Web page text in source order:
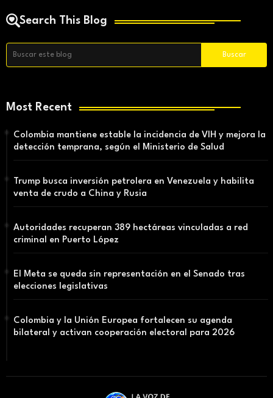
Search This Blog
Most Recent
Colombia mantiene estable la incidencia de VIH y mejora la
detección temprana, según el Ministerio de Salud
Trump busca inversión petrolera en Venezuela y habilita
venta de crudo a China y Rusia
Autoridades recuperan 389 hectáreas vinculadas a red
criminal en Puerto López
El Meta se queda sin representación en el Senado tras
elecciones legislativas
Colombia y la Unión Europea fortalecen su agenda
bilateral y activan cooperación electoral para 2026